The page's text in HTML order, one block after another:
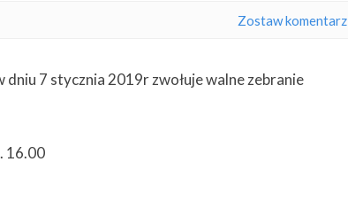
Zostaw komentarz
7 stycznia 2019r zwołuje walne zebranie
16.00